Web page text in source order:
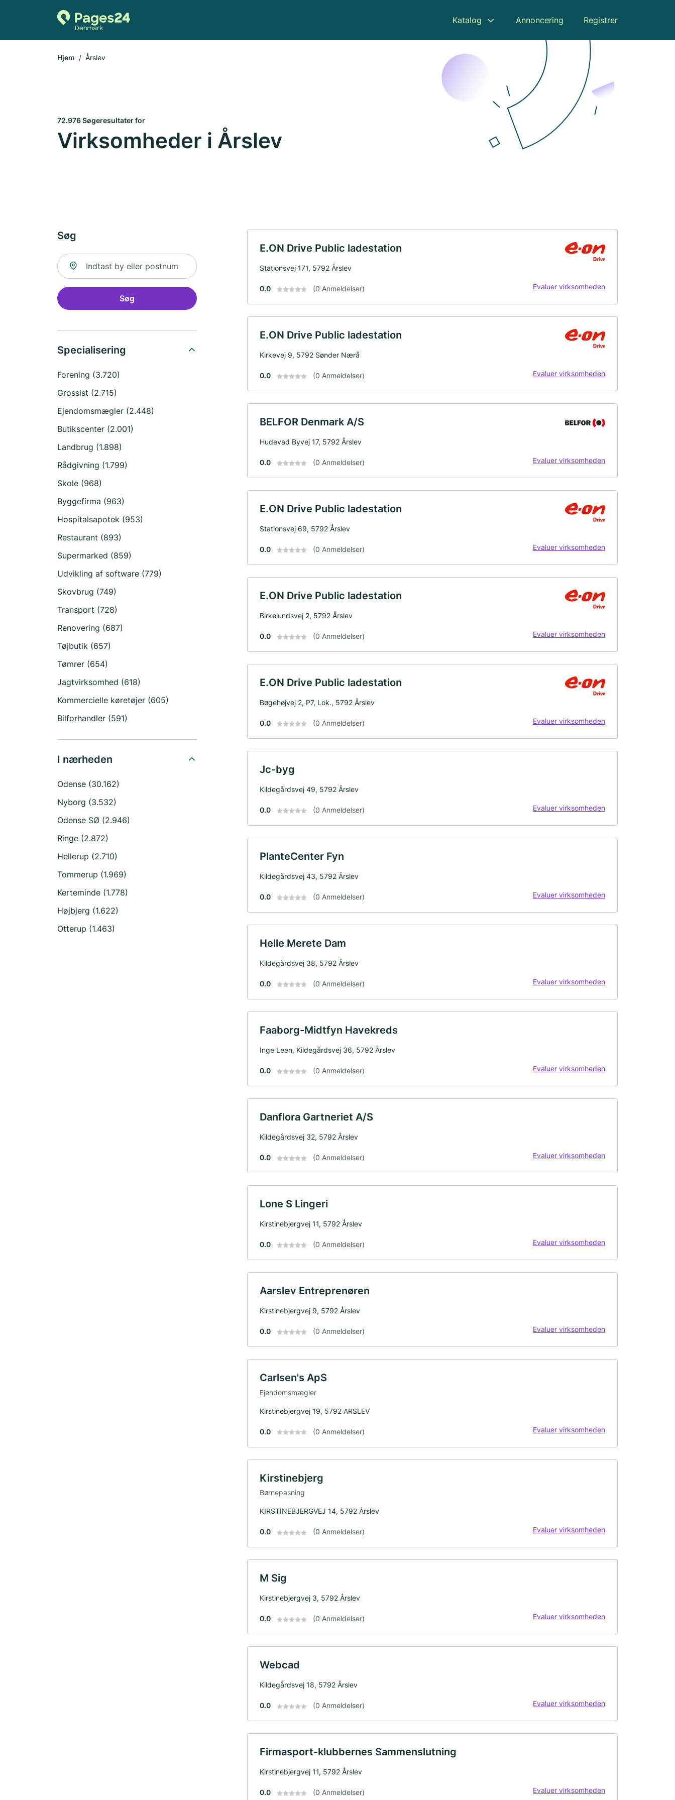
Katalog Annoncering Registrer
Hjem Årslev
72.976 Søgeresultater for
Virksomheder i Årslev
Søg
Søg efter sted
Søg
Specialisering
Forening (3.720)
Grossist (2.715)
Ejendomsmægler (2.448)
Butikscenter (2.001)
Landbrug (1.898)
Rådgivning (1.799)
Skole (968)
Byggefirma (963)
Hospitalsapotek (953)
Restaurant (893)
Supermarked (859)
Udvikling af software (779)
Skovbrug (749)
Transport (728)
Renovering (687)
Tøjbutik (657)
Tømrer (654)
Jagtvirksomhed (618)
Kommercielle køretøjer (605)
Bilforhandler (591)
I nærheden
Odense (30.162)
Nyborg (3.532)
Odense SØ (2.946)
Ringe (2.872)
Hellerup (2.710)
Tommerup (1.969)
Kerteminde (1.778)
Højbjerg (1.622)
Otterup (1.463)
E.ON Drive Public ladestation
Stationsvej 171, 5792 Årslev
0.0 (0 Anmeldelser) Evaluer virksomheden
E.ON Drive Public ladestation
Kirkevej 9, 5792 Sønder Nærå
0.0 (0 Anmeldelser) Evaluer virksomheden
BELFOR Denmark A/S
Hudevad Byvej 17, 5792 Årslev
0.0 (0 Anmeldelser) Evaluer virksomheden
E.ON Drive Public ladestation
Stationsvej 69, 5792 Årslev
0.0 (0 Anmeldelser) Evaluer virksomheden
E.ON Drive Public ladestation
Birkelundsvej 2, 5792 Årslev
0.0 (0 Anmeldelser) Evaluer virksomheden
E.ON Drive Public ladestation
Bøgehøjvej 2, P7, Lok., 5792 Årslev
0.0 (0 Anmeldelser) Evaluer virksomheden
Jc-byg
Kildegårdsvej 49, 5792 Årslev
0.0 (0 Anmeldelser) Evaluer virksomheden
PlanteCenter Fyn
Kildegårdsvej 43, 5792 Årslev
0.0 (0 Anmeldelser) Evaluer virksomheden
Helle Merete Dam
Kildegårdsvej 38, 5792 Årslev
0.0 (0 Anmeldelser) Evaluer virksomheden
Faaborg-Midtfyn Havekreds
Inge Leen, Kildegårdsvej 36, 5792 Årslev
0.0 (0 Anmeldelser) Evaluer virksomheden
Danflora Gartneriet A/S
Kildegårdsvej 32, 5792 Årslev
0.0 (0 Anmeldelser) Evaluer virksomheden
Lone S Lingeri
Kirstinebjergvej 11, 5792 Årslev
0.0 (0 Anmeldelser) Evaluer virksomheden
Aarslev Entreprenøren
Kirstinebjergvej 9, 5792 Årslev
0.0 (0 Anmeldelser) Evaluer virksomheden
Carlsen's ApS
Ejendomsmægler
Kirstinebjergvej 19, 5792 ARSLEV
0.0 (0 Anmeldelser) Evaluer virksomheden
Kirstinebjerg
Børnepasning
KIRSTINEBJERGVEJ 14, 5792 Årslev
0.0 (0 Anmeldelser) Evaluer virksomheden
M Sig
Kirstinebjergvej 3, 5792 Årslev
0.0 (0 Anmeldelser) Evaluer virksomheden
Webcad
Kildegårdsvej 18, 5792 Årslev
0.0 (0 Anmeldelser) Evaluer virksomheden
Firmasport-klubbernes Sammenslutning
Kirstinebjergvej 11, 5792 Årslev
0.0 (0 Anmeldelser) Evaluer virksomheden